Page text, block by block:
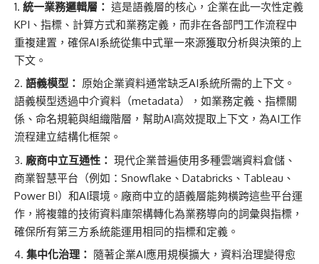
統一業務邏輯層： 這是語義層的核心，企業在此一次性定義
KPI、指標、計算方式和業務定義，而非在各部門工作流程中
重複建置，確保AI系統從集中式單一來源獲取分析與決策的上
下文。
語義模型： 原始企業資料通常缺乏AI系統所需的上下文。
語義模型透過中介資料（metadata），如業務定義、指標關
係、命名規範與組織階層，幫助AI高效提取上下文，為AI工作
流程建立結構化框架。
廠商中立互通性： 現代企業普遍使用多種雲端資料倉儲、
商業智慧平台（例如：Snowflake、Databricks、Tableau、
Power BI）和AI環境。廠商中立的語義層能夠橫跨這些平台運
作，將複雜的技術資料庫架構轉化為業務導向的詞彙與指標，
確保所有第三方系統能運用相同的指標和定義。
集中化治理： 隨著企業AI應用規模擴大，資料治理變得愈